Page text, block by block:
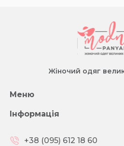
Жіночий одяг
Меню
Інформація
+38 (095) 612 18 60